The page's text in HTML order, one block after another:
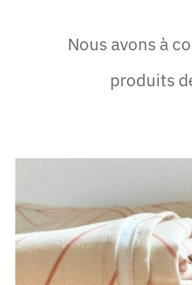
Nous avons à
produits